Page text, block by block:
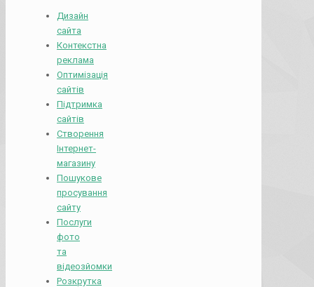
Дизайн
сайта
Контекстна
реклама
Оптимізація
сайтів
Підтримка
сайтів
Створення
Інтернет-
магазину
Пошукове
просування
сайту
Послуги
фото
та
відеозйомки
Розкрутка